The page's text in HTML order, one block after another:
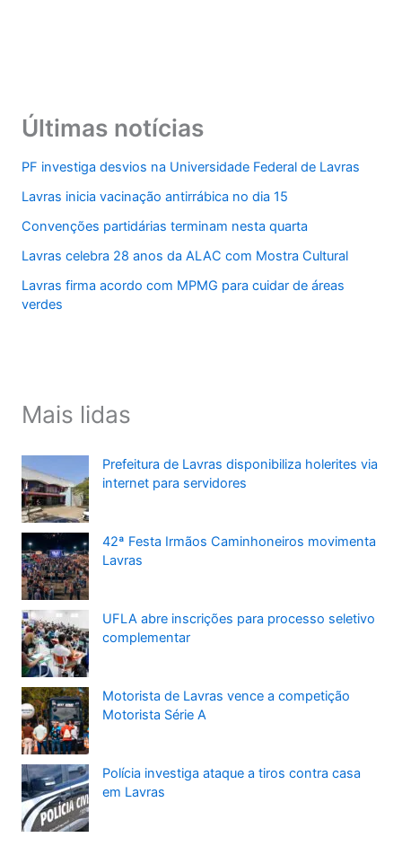
Últimas notícias
PF investiga desvios na Universidade Federal de Lavras
Lavras inicia vacinação antirrábica no dia 15
Convenções partidárias terminam nesta quarta
Lavras celebra 28 anos da ALAC com Mostra Cultural
Lavras firma acordo com MPMG para cuidar de áreas
verdes
Mais lidas
Prefeitura de Lavras disponibiliza holerites via
internet para servidores
42ª Festa Irmãos Caminhoneiros movimenta
Lavras
UFLA abre inscrições para processo seletivo
complementar
Motorista de Lavras vence a competição
Motorista Série A
Polícia investiga ataque a tiros contra casa
em Lavras